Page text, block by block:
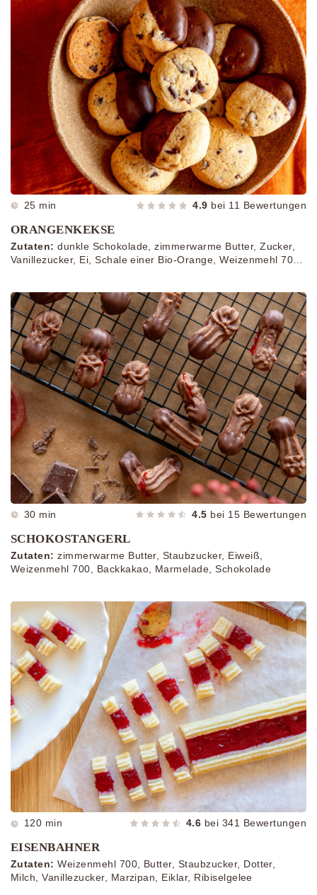
25 min 4.9 bei 11 Bewertungen
ORANGENKEKSE
Zutaten: dunkle Schokolade, zimmerwarme Butter, Zucker,
Vanillezucker, Ei, Schale einer Bio-Orange, Weizenmehl 700,
30 min 4.5 bei 15 Bewertungen
SCHOKOSTANGERL
Zutaten: zimmerwarme Butter, Staubzucker, Eiweiß,
Weizenmehl 700, Backkakao, Marmelade, Schokolade
120 min 4.6 bei 341 Bewertungen
EISENBAHNER
Zutaten: Weizenmehl 700, Butter, Staubzucker, Dotter,
Milch, Vanillezucker, Marzipan, Eiklar, Ribiselgelee